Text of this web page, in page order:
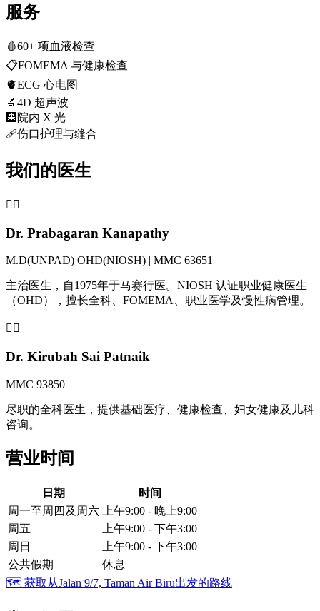
服务
🩸60+ 项血液检查
📋FOMEMA 与健康检查
🫀ECG 心电图
🔬 4D 超声波
🩻 院内 X 光
🩹伤口护理与缝合
我们的医生
👨‍⚕️
Dr. Prabagaran Kanapathy
M.D(UNPAD) OHD(NIOSH) | MMC 63651
主治医生，自1975年于马赛行医。NIOSH 认证职业健康医生
（OHD），擅长全科、FOMEMA、职业医学及慢性病管理。
👩‍⚕️
Dr. Kirubah Sai Patnaik
MMC 93850
尽职的全科医生，提供基础医疗、健康检查、妇女健康及儿科
咨询。
营业时间
日期
时间
周一至周四及周六
上午9:00 - 晚上9:00
周五
上午9:00 - 下午3:00
周日
上午9:00 - 下午3:00
公共假期
休息
🗺️ 获取从Jalan 9/7, Taman Air Biru出发的路线